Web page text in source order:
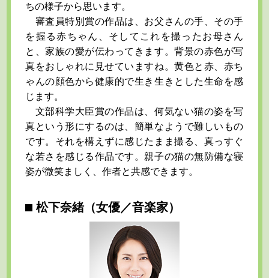
ちの様子から思います。
審査員特別賞の作品は、お父さんの手、その手
を握る赤ちゃん、そしてこれを撮ったお母さん
と、家族の愛が伝わってきます。背景の赤色が写
真をおしゃれに見せていますね。黄色と赤、赤ち
ゃんの顔色から健康的で生き生きとした生命を感
じます。
文部科学大臣賞の作品は、何気ない猫の姿を写
真という形にするのは、簡単なようで難しいもの
です。それを構えずに感じたまま撮る、真っすぐ
な若さを感じる作品です。親子の猫の無防備な寝
姿が微笑ましく、作者と共感できます。
松下奈緒（女優／音楽家）